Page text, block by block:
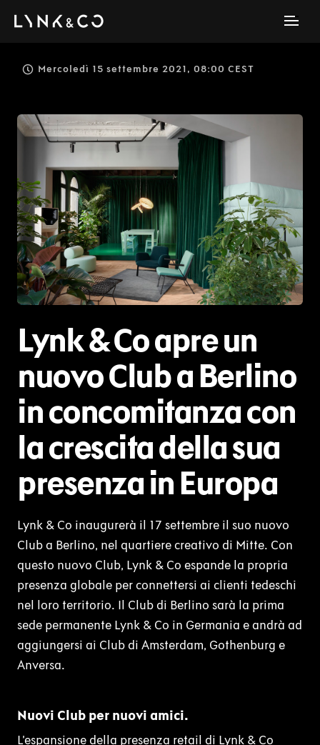
Mercoledì 15 settembre 2021, 08:00 CEST
JPG
Lynk & Co apre un
nuovo Club a Berlino
in concomitanza con
la crescita della sua
presenza in Europa
Lynk & Co inaugurerà il 17 settembre il suo nuovo
Club a Berlino, nel quartiere creativo di Mitte. Con
questo nuovo Club, Lynk & Co espande la propria
presenza globale per connettersi ai clienti tedeschi
nel loro territorio. Il Club di Berlino sarà la prima
sede permanente Lynk & Co in Germania e andrà ad
aggiungersi ai Club di Amsterdam, Gothenburg e
Anversa.
Nuovi Club per nuovi amici.
L’espansione della presenza retail di Lynk & Co